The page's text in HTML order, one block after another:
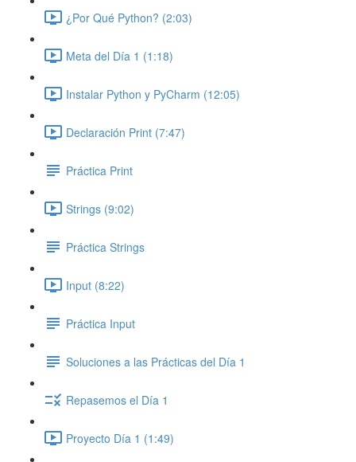
¿Por Qué Python? (2:03)
Meta del Día 1 (1:18)
Instalar Python y PyCharm (12:05)
Declaración Print (7:47)
Práctica Print
Strings (9:02)
Práctica Strings
Input (8:22)
Práctica Input
Soluciones a las Prácticas del Día 1
Repasemos el Día 1
Proyecto Día 1 (1:49)